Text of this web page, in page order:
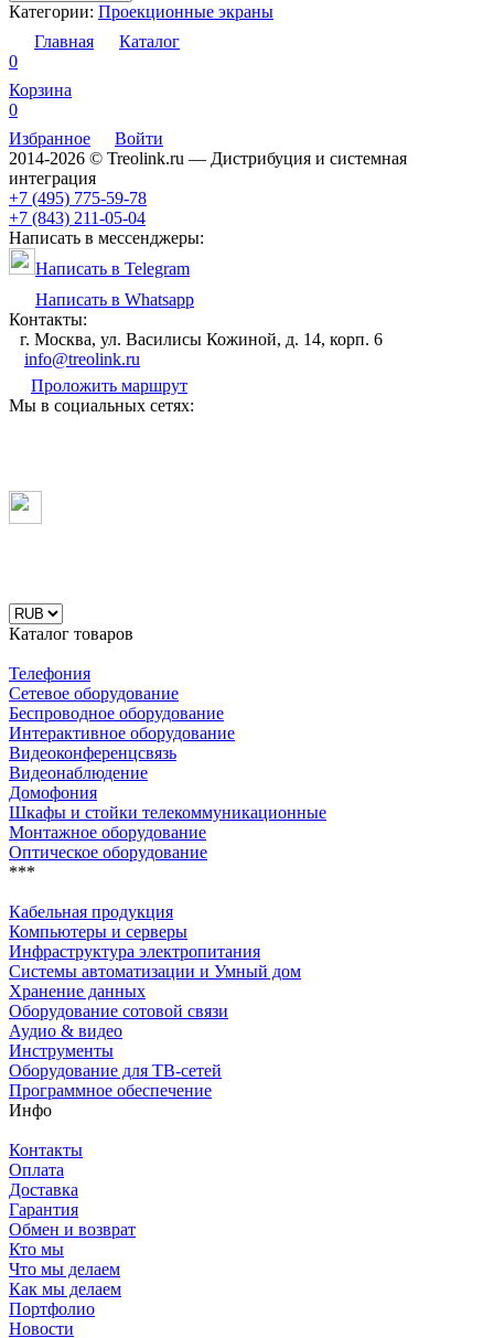
Категории: Проекционные экраны
Главная
Каталог
0
Корзина
0
Избранное
Войти
2014-2026 © Treolink.ru — Дистрибуция и системная
интеграция
+7 (495) 775-59-78
+7 (843) 211-05-04
Написать в мессенджеры:
Написать в Telegram
Написать в Whatsapp
Контакты:
г. Москва, ул. Василисы Кожиной, д. 14, корп. 6
info@treolink.ru
Проложить маршрут
Мы в социальных сетях:
Каталог товаров
Телефония
Сетевое оборудование
Беспроводное оборудование
Интерактивное оборудование
Видеоконференцсвязь
Видеонаблюдение
Домофония
Шкафы и стойки телекоммуникационные
Монтажное оборудование
Оптическое оборудование
***
Кабельная продукция
Компьютеры и серверы
Инфраструктура электропитания
Системы автоматизации и Умный дом
Хранение данных
Оборудование сотовой связи
Аудио & видео
Инструменты
Оборудование для ТВ-сетей
Программное обеспечение
Инфо
Контакты
Оплата
Доставка
Гарантия
Обмен и возврат
Кто мы
Что мы делаем
Как мы делаем
Портфолио
Новости